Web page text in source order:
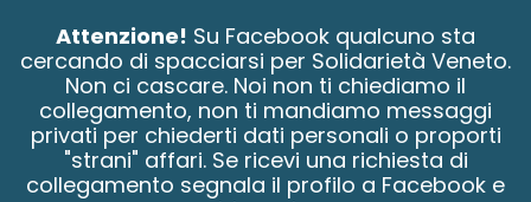
Attenzione! Su Facebook qualcuno sta
cercando di spacciarsi per Solidarietà Veneto.
Non ci cascare. Noi non ti chiediamo il
collegamento, non ti mandiamo messaggi
privati per chiederti dati personali o proporti
"strani" affari. Se ricevi una richiesta di
collegamento segnala il profilo a Facebook e